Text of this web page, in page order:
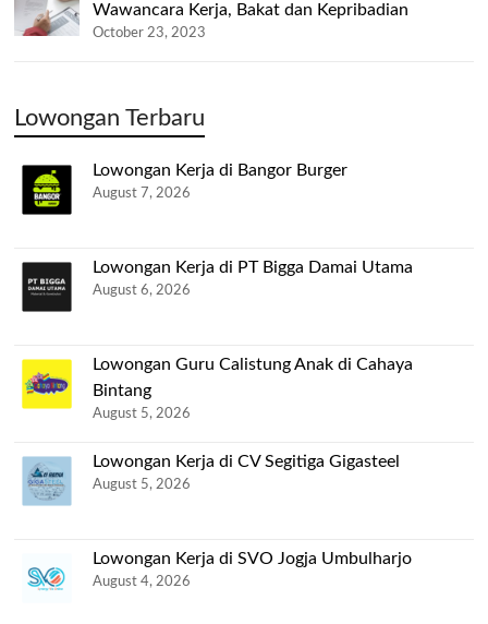
Wawancara Kerja, Bakat dan Kepribadian
October 23, 2023
Lowongan Terbaru
Lowongan Kerja di Bangor Burger
August 7, 2026
Lowongan Kerja di PT Bigga Damai Utama
August 6, 2026
Lowongan Guru Calistung Anak di Cahaya
Bintang
August 5, 2026
Lowongan Kerja di CV Segitiga Gigasteel
August 5, 2026
Lowongan Kerja di SVO Jogja Umbulharjo
August 4, 2026